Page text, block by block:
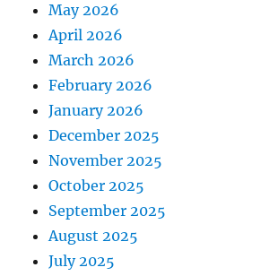
May 2026
April 2026
March 2026
February 2026
January 2026
December 2025
November 2025
October 2025
September 2025
August 2025
July 2025